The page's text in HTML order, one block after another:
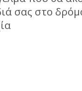
σας στο